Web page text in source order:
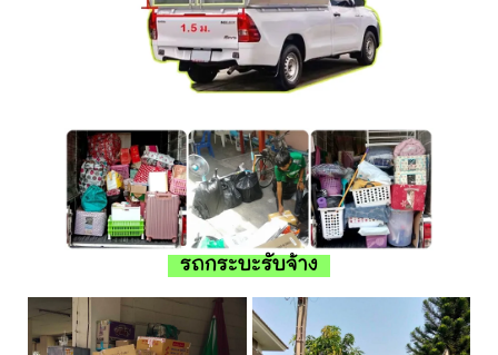
รถกระบะรับจ้าง